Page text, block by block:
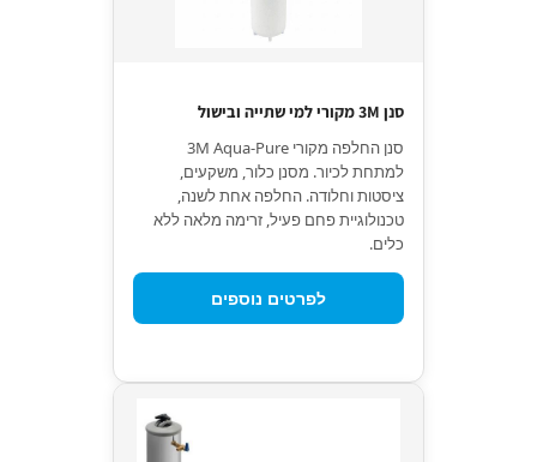
סנן 3M מקורי למי שתייה ובישול
סנן החלפה מקורי 3M Aqua-Pure
למתחת לכיור. מסנן כלור, משקעים,
ציסטות וחלודה. החלפה אחת לשנה,
טכנולוגיית פחם פעיל, זרימה מלאה ללא
כלים.
לפרטים נוספים